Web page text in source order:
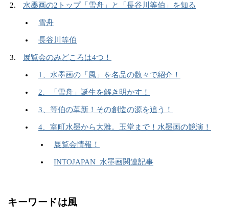
水墨画の2トップ「雪舟」と「長谷川等伯」を知る
雪舟
長谷川等伯
展覧会のみどころは4つ！
1、水墨画の「風」を名品の数々で紹介！
2、「雪舟」誕生を解き明かす！
3、等伯の革新！その創造の源を追う！
4、室町水墨から大雅。玉堂まで！水墨画の競演！
展覧会情報！
INTOJAPAN_水墨画関連記事
キーワードは風